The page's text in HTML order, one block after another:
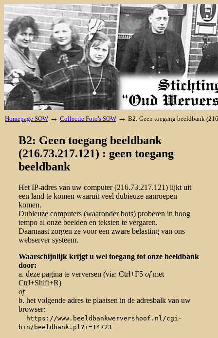
Homepage SOW → Collectie Foto's SOW → B2: Geen toegang beeldbank
B2: Geen toegang beeldbank
(216.73.217.121) : geen toegang
beeldbank
Het IP-adres van uw computer (216.73.217.121) lijkt uit
een land te komen waaruit veel dubieuze aanroepen
komen.
Dubieuze computers (waaronder bots) proberen in hoog
tempo al onze beelden en teksten te vergaren.
Daarnaast zorgen ze voor een zware belasting van ons
webserver systeem.
Waarschijnlijk krijgt u wel toegang tot onze beeldbank
door:
a. deze pagina te verversen (via: Ctrl+F5 ofmet
Ctrl+Shift+R)
of
b. het volgende adres te plaatsen in de adresbalk van uw
browser:
https://www.beeldbankwervershoof.nl/cgi-
bin/beeldbank.pl?i=14723